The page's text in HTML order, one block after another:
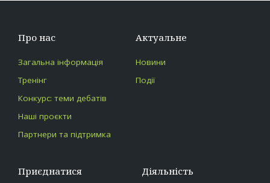
Про нас
Загальна інформація
Тренінг
Конкурс: теми дебатів
Наші проєкти
Партнери та підтримка
Актуальне
Новини
Події
Приєднатися Діяльність